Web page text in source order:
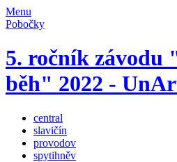
Menu
Pobočky
5. ročník závodu
běh" 2022 -
central
slavičín
provodov
spytihněv